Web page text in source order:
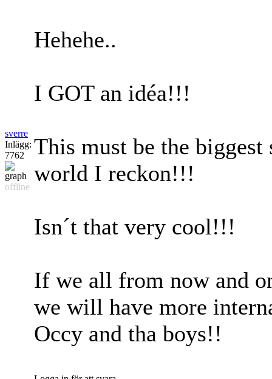
sverre
Inlägg:
7762
offline
Hehehe..
I GOT an idéa!!!
This must be the
world I reckon!!!
Isn´t that very cool!!!
If we all from now and
we will have more
Occy and tha boys!!